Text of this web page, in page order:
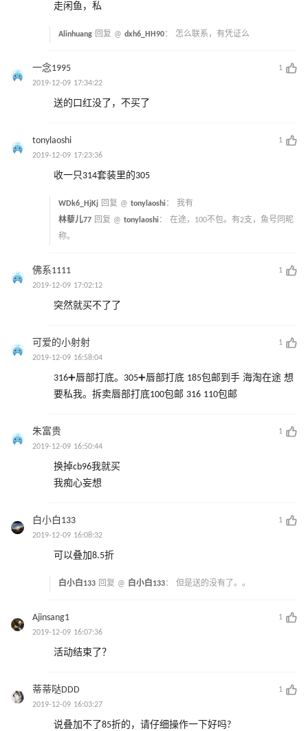
走闲鱼，私
Alinhuang 回复 @ dxh6_HH90： 怎么联系，有凭证么
一念1995
1
2019-12-09 17:34:22
送的口红没了，不买了
tonylaoshi
1
2019-12-09 17:23:36
收一只314套装里的305
WDk6_HjKj 回复 @ tonylaoshi： 我有
林藜儿77 回复 @ tonylaoshi： 在途，100不包。有2支，鱼号同昵
称。
佛系1111
1
2019-12-09 17:02:12
突然就买不了了
可爱的小射射
1
2019-12-09 16:58:04
316➕唇部打底。305➕唇部打底 185包邮到手 海淘在途 想
要私我。拆卖唇部打底100包邮 316 110包邮
朱富贵
1
2019-12-09 16:50:44
换掉cb96我就买
我痴心妄想
白小白133
1
2019-12-09 16:08:32
可以叠加8.5折
白小白133 回复 @ 白小白133： 但是送的没有了。。
Ajinsang1
1
2019-12-09 16:07:36
活动结束了？
蒂蒂哒DDD
1
2019-12-09 16:03:27
说叠加不了85折的，请仔细操作一下好吗?